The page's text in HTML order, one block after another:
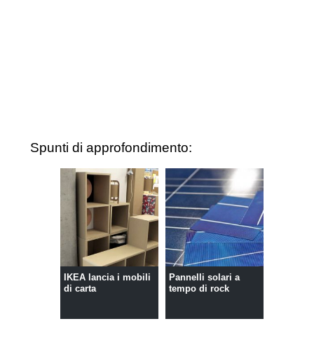
Spunti di approfondimento:
IKEA lancia i mobili
di carta
Pannelli solari a
tempo di rock